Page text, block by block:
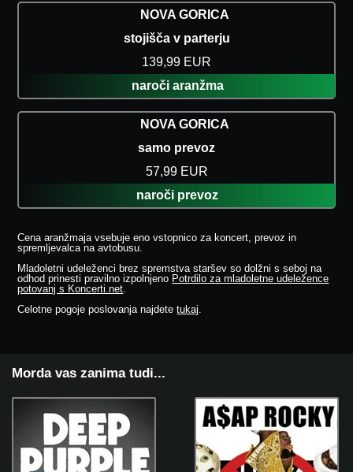
NOVA GORICA
stojišča v parterju
139,99 EUR
naroči aranžma
NOVA GORICA
samo prevoz
57,99 EUR
naroči prevoz
Cena aranžmaja vsebuje eno vstopnico za koncert, prevoz in
spremljevalca na avtobusu.
Mladoletni udeleženci brez spremstva staršev so dolžni s seboj na
odhod prinesti pravilno izpolnjeno Potrdilo za mladoletne udeležence
potovanj s Koncerti.net.
Celotne pogoje poslovanja najdetetukaj.
Morda vas zanima tudi...